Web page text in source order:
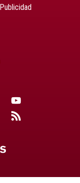
Publicidad